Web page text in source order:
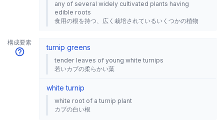
any of several widely cultivated plants having
edible roots
食用の根を持つ、広く栽培されているいくつかの植物
構成要素
turnip greens
tender leaves of young white turnips
若いカブの柔らかい葉
white turnip
white root of a turnip plant
カブの白い根